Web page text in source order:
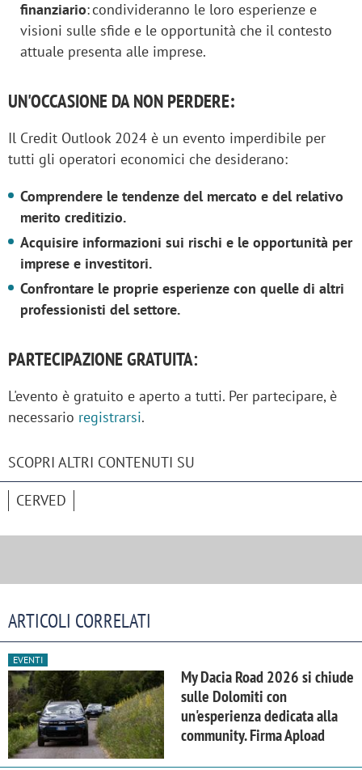
finanziario: condivideranno le loro esperienze e
visioni sulle sfide e le opportunità che il contesto
attuale presenta alle imprese.
UN'OCCASIONE DA NON PERDERE:
Il Credit Outlook 2024 è un evento imperdibile per
tutti gli operatori economici che desiderano:
Comprendere le tendenze del mercato e del relativo
merito creditizio.
Acquisire informazioni sui rischi e le opportunità per
imprese e investitori.
Confrontare le proprie esperienze con quelle di altri
professionisti del settore.
PARTECIPAZIONE GRATUITA:
L'evento è gratuito e aperto a tutti. Per partecipare, è
necessario registrarsi.
SCOPRI ALTRI CONTENUTI SU
CERVED
ARTICOLI CORRELATI
EVENTI
My Dacia Road 2026 si chiude
sulle Dolomiti con
un'esperienza dedicata alla
community. Firma Apload